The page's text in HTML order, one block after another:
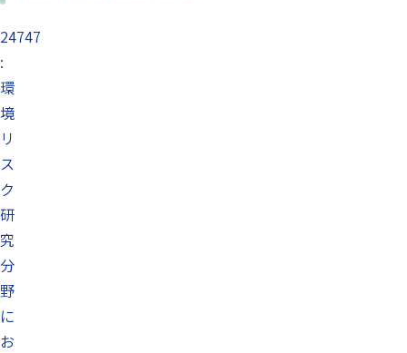
24747
:
環
境
リ
ス
ク
研
究
分
野
に
お